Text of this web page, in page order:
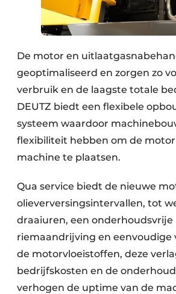
De motor en
geoptimaliseerd en zorgen zo
verbruik en de laagste totale
DEUTZ biedt een flexibele
systeem waardoor
flexibiliteit hebben om de
machine te plaatsen.
Qua service biedt de nieuwe
olieverversingsintervallen, tot
draaiuren, een onderhoudsvrije
riemaandrijving en eenvoudige
de motorvloeistoffen, deze
bedrijfskosten en de
verhogen de uptime van de